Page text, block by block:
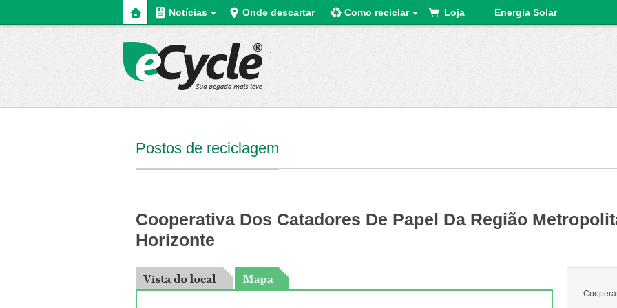
HomeNotícias Onde descartar Como reciclar Loja Energia Solar
Postos de reciclagem
Cooperativa Dos Catadores De Papel Da Região
Horizonte